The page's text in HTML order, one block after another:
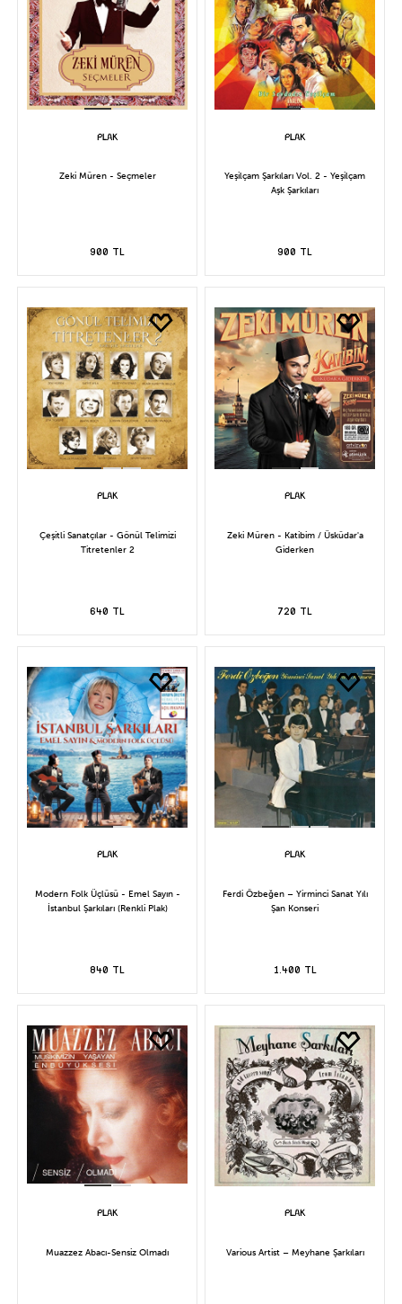
Zeki Müren - Seçmeler
900 TL
Yeşilçam Şarkıları Vol. 2 - Yeşilçam
Aşk Şarkıları
900 TL
Çeşitli Sanatçılar - Gönül Telimizi
Titretenler 2
640 TL
Zeki Müren - Katibim / Üsküdar'a
Giderken
720 TL
Modern Folk Üçlüsü - Emel Sayın -
İstanbul Şarkıları (Renkli Plak)
840 TL
Ferdi Özbeğen – Yirminci Sanat Yılı
Şan Konseri
1.400 TL
Muazzez Abacı-Sensiz Olmadı Various Artist – Meyhane Şarkıları